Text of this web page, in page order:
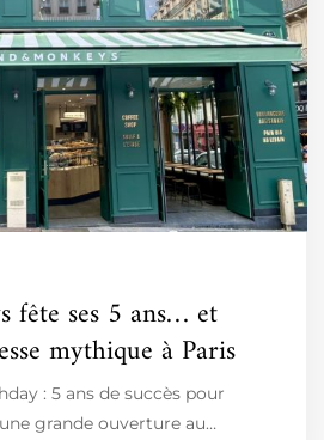
fête ses 5 ans… et
mythique à Paris
: 5 ans de succès pour
grande ouverture au…